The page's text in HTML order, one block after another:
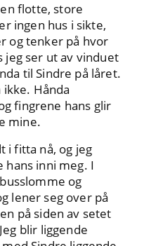
flotte, store
ingen hus i sikte,
og tenker på hvor
jeg ser ut av vinduet
til Sindre på låret.
Hånda
fingrene hans glir
mine.
i fitta nå, og jeg
hans inni meg. I
og
lener seg over på
på siden av setet
blir liggende